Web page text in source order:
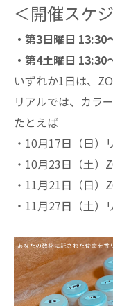
＜開催スケ
・第3日曜日 13:30
・第4土曜日 13:30
いずれか1日は、
リアルでは、カラ
たとえば
・10月17日（日）
・10月23日（土）
・11月21日（日）
・11月27日（土）